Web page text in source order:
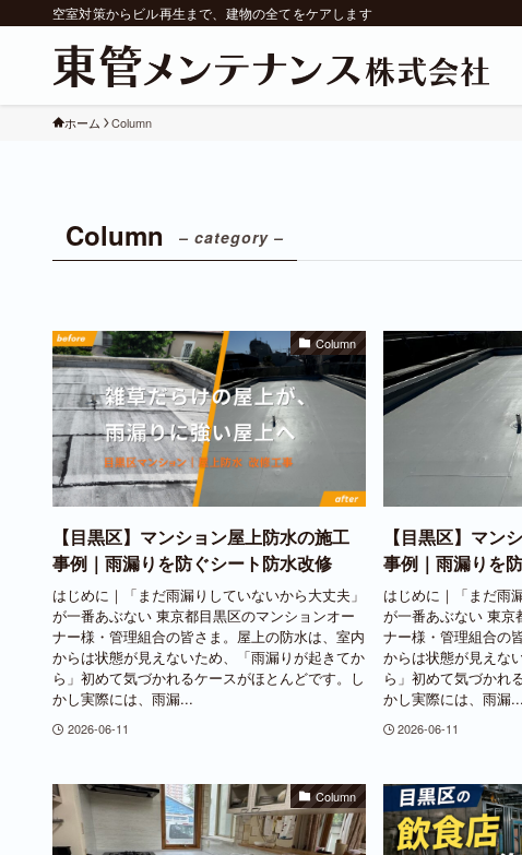
空室対策からビル再生まで、建物の全てをケアします
ホーム Column
Column – category –
Column
【目黒区】マンション屋上防水の施工
事例｜雨漏りを防ぐシート防水改修
はじめに｜「まだ雨漏りしていないから大丈夫」
が一番あぶない 東京都目黒区のマンションオー
ナー様・管理組合の皆さま。屋上の防水は、室内
からは状態が見えないため、「雨漏りが起きてか
ら」初めて気づかれるケースがほとんどです。し
かし実際には、雨漏...
2026-06-11
【目黒区】マン
事例｜雨漏りを
はじめに｜「まだ雨
が一番あぶない 東京
ナー様・管理組合の
からは状態が見えな
ら」初めて気づかれ
かし実際には、雨漏...
2026-06-11
Column